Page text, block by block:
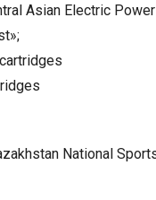
Asian Electric
National